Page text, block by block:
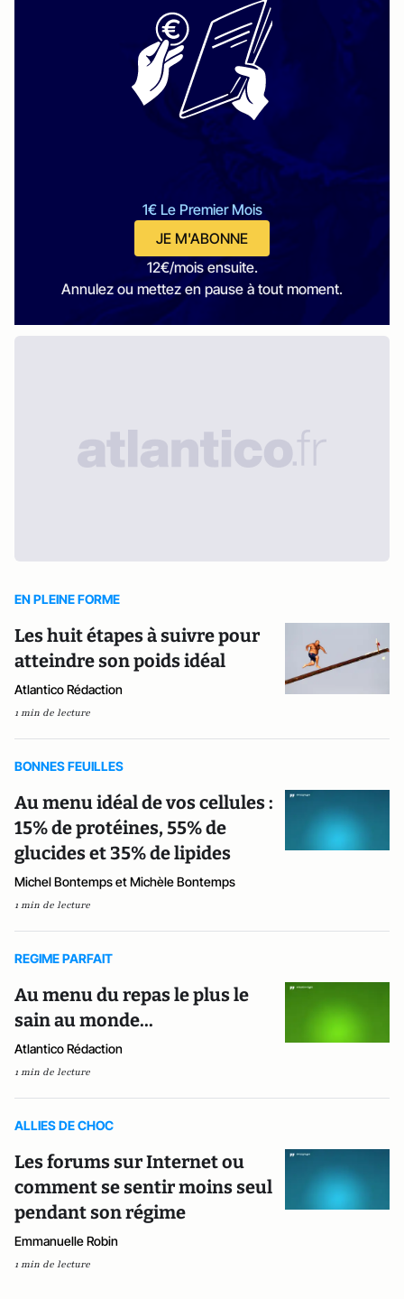
1€ Le Premier Mois
JE M'ABONNE
12€/mois ensuite.
Annulez ou mettez en pause à tout moment.
EN PLEINE FORME
Les huit étapes à suivre pour
atteindre son poids idéal
Atlantico Rédaction
1 min de lecture
BONNES FEUILLES
Au menu idéal de vos cellules :
15% de protéines, 55% de
glucides et 35% de lipides
Michel Bontemps et Michèle Bontemps
1 min de lecture
REGIME PARFAIT
Au menu du repas le plus le
sain au monde...
Atlantico Rédaction
1 min de lecture
ALLIES DE CHOC
Les forums sur Internet ou
comment se sentir moins seul
pendant son régime
Emmanuelle Robin
1 min de lecture